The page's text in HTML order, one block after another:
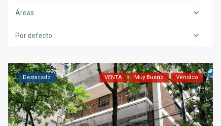
Áreas
Por defecto
Destacado VENTA Muy Bueno Vendido